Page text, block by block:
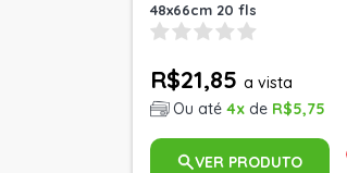
48x66cm 20 fls
R$21,85 a vista
Ou até 4x de R$5,75
VER PRODUTO